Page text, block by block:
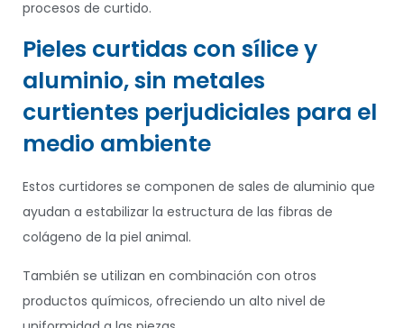
procesos de curtido.
Pieles curtidas con sílice y
aluminio, sin metales
curtientes perjudiciales para el
medio ambiente
Estos curtidores se componen de sales de aluminio que
ayudan a estabilizar la estructura de las fibras de
colágeno de la piel animal.
También se utilizan en combinación con otros
productos químicos, ofreciendo un alto nivel de